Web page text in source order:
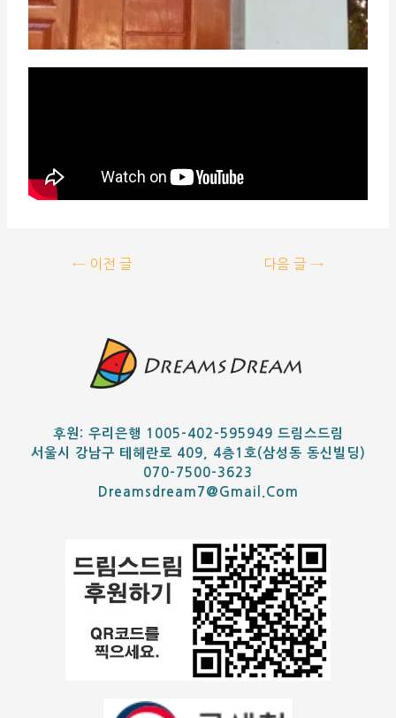
←이전 글 다음 글→
후원: 우리은행 1005-402-595949 드림스드림
서울시 강남구 테헤란로 409, 4층1호(삼성동 동신빌딩)
070-7500-3623
Dreamsdream7@gmail.com